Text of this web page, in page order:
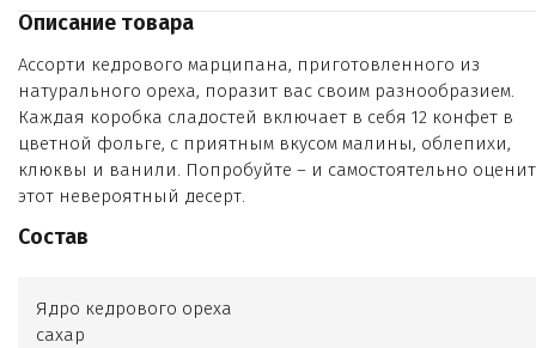
Описание товара
Ассорти кедрового марципана, приготовленного из
натурального ореха, поразит вас своим разнообразием.
Каждая коробка сладостей включает в себя 12 конфет в
цветной фольге, с приятным вкусом малины, облепихи,
клюквы и ванили. Попробуйте – и самостоятельно
этот невероятный десерт.
Состав
Ядро кедрового ореха
сахар